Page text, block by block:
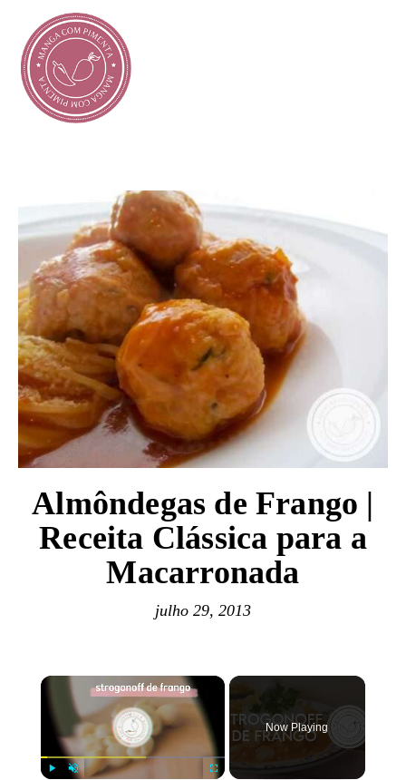
Almôndegas de Frango |
Receita Clássica para a
Macarronada
julho 29, 2013
×
Now Playing